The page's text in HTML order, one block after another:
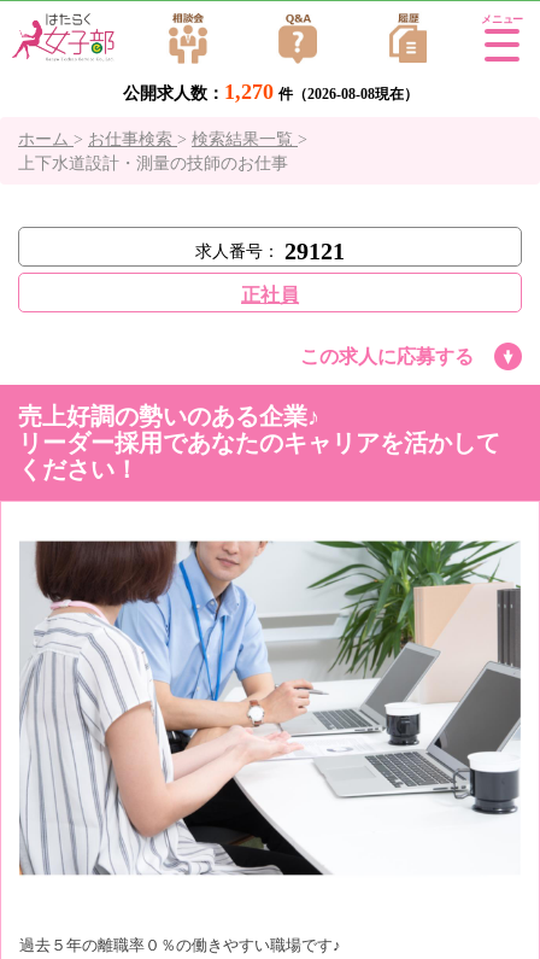
公開求人数： 1,270 件（2026-08-08現在）
Tog
ホーム > お仕事検索 > 検索結果一覧 >
上下水道設計・測量の技師のお仕事
求人番号： 29121
正社員
この求人に応募する
売上好調の勢いのある企業♪
リーダー採用であなたのキャリアを活かして
ください！
過去５年の離職率０％の働きやすい職場です♪